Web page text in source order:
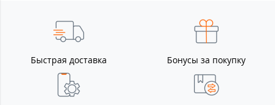
Быстрая доставка Бонусы за покупку